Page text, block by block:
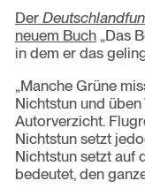
Der
neuem Buch „Das
in dem er das
„Manche Grüne
Nichtstun und
Autorverzicht.
Nichtstun setzt
Nichtstun setzt auf
bedeutet, den